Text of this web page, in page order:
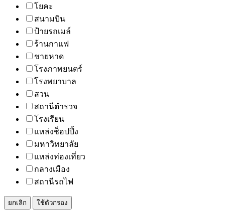
โยคะ
สนามบิน
ป้ายรถเมล์
ร้านกาแฟ
ชายหาด
โรงภาพยนตร์
โรงพยาบาล
สวน
สถานีตำรวจ
โรงเรียน
แหล่งช็อปปิ้ง
มหาวิทยาลัย
แหล่งท่องเที่ยว
กลางเมือง
สถานีรถไฟ
ยกเลิก ใช้ตัวกรอง